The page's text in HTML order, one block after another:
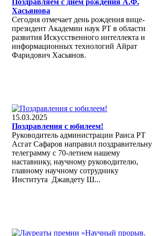
Хасьянова
Сегодня отмечает день рождения вице-
президент Академии наук РТ в области
развития Искусственного интеллекта и
информационных технологий Айрат
Фаридович Хасьянов.
15.03.2025
Поздравления с юбилеем!
Руководитель администрации Раиса РТ
Асгат Сафаров направил
телеграмму с 70-летием нашему
наставнику, научному руководителю,
главному научному сотруднику
Института Джавдету Ш...